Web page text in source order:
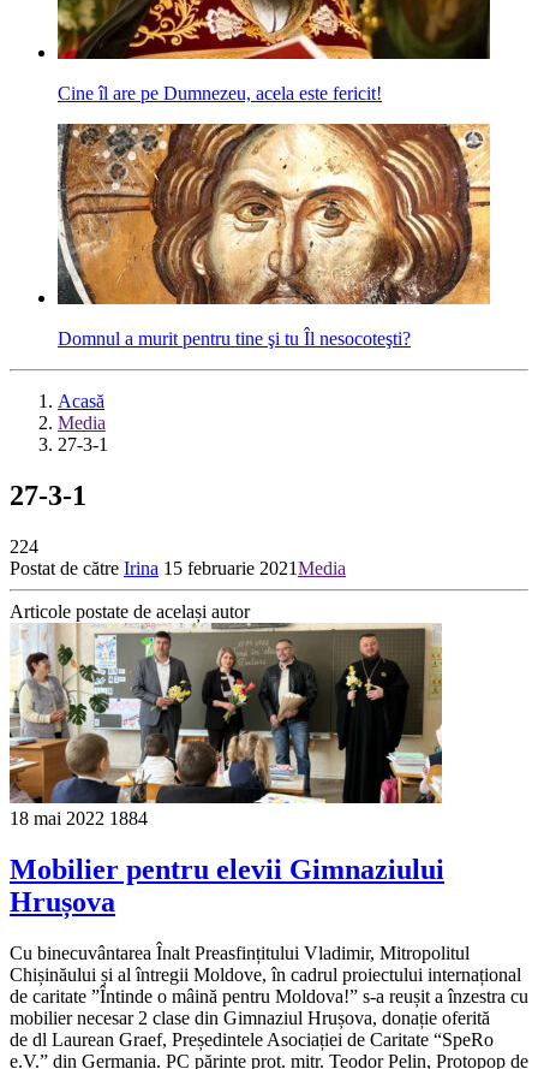
Cine îl are pe Dumnezeu, acela este fericit!
Domnul a murit pentru tine şi tu Îl nesocoteşti?
Acasă
Media
27-3-1
27-3-1
224
Postat de către Irina 15 februarie 2021Media
Articole postate de același autor
18 mai 2022 1884
Mobilier pentru elevii Gimnaziului
Hrușova
Cu binecuvântarea Înalt Preasfințitului Vladimir, Mitropolitul
Chișinăului și al întregii Moldove, în cadrul proiectului internațional
de caritate ”Întinde o mâină pentru Moldova!” s-a reușit a înzestra cu
mobilier necesar 2 clase din Gimnaziul Hrușova, donație oferită
de dl Laurean Graef, Președintele Asociației de Caritate “SpeRo
e.V.” din Germania. PC părinte prot. mitr. Teodor Pelin, Protopop de